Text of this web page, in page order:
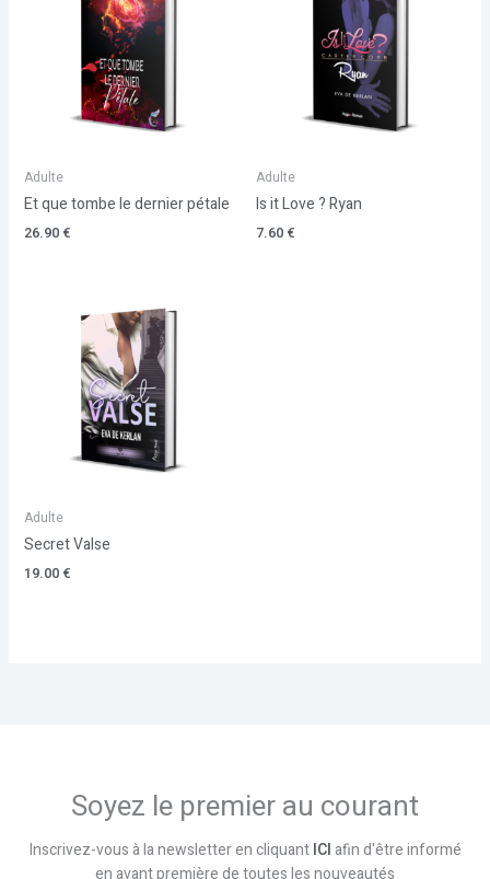
Adulte
Et que tombe le dernier pétale
26.90 €
Adulte
Is it Love ? Ryan
7.60 €
Adulte
Secret Valse
19.00 €
Soyez le premier au courant
Inscrivez-vous à la newsletter en cliquantICIafin d'être informé
en avant première de toutes les nouveautés